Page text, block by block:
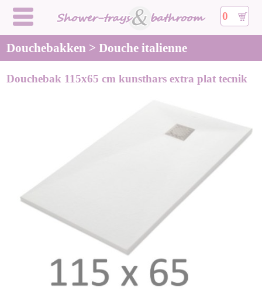
0
Douchebakken > Douche italienne
Douchebak 115x65 cm kunsthars extra plat tecnik